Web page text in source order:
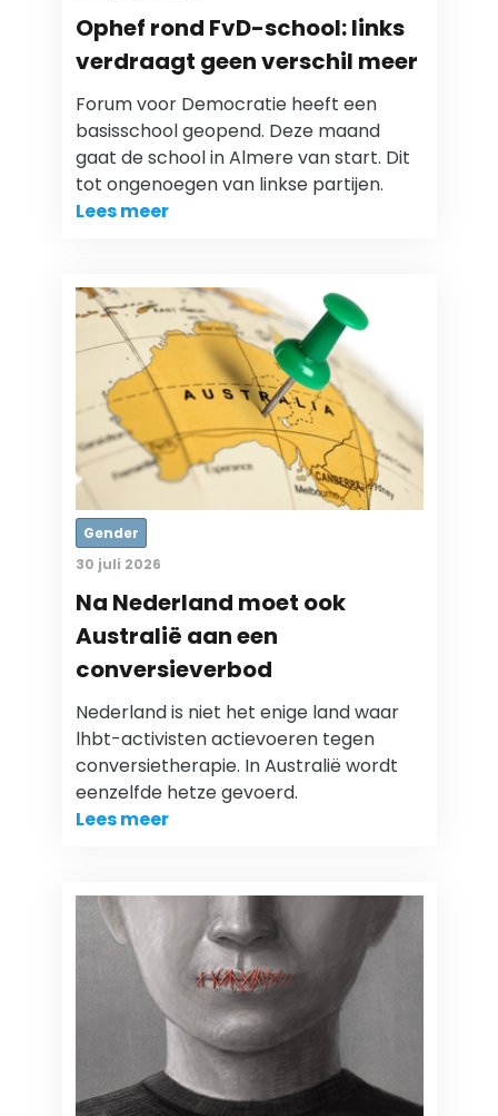
Ophef rond FvD-school: links
verdraagt geen verschil meer
Forum voor Democratie heeft een
basisschool geopend. Deze maand
gaat de school in Almere van start. Dit
tot ongenoegen van linkse partijen.
Lees meer
Gender
30 juli 2026
Na Nederland moet ook
Australië aan een
conversieverbod
Nederland is niet het enige land waar
lhbt-activisten actievoeren tegen
conversietherapie. In Australië wordt
eenzelfde hetze gevoerd.
Lees meer